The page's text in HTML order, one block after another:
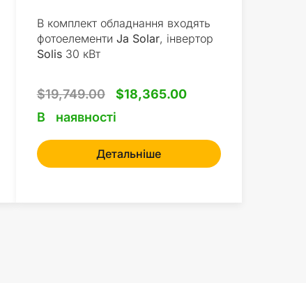
В комплект обладнання входять
фотоелементи Ja Solar, інвертор
Solis30 кВт
$19,749.00 $18,365.00
В наявності
Детальніше